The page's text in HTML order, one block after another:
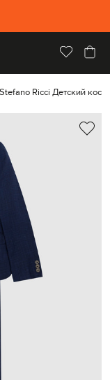
Stefano Ricci Детский